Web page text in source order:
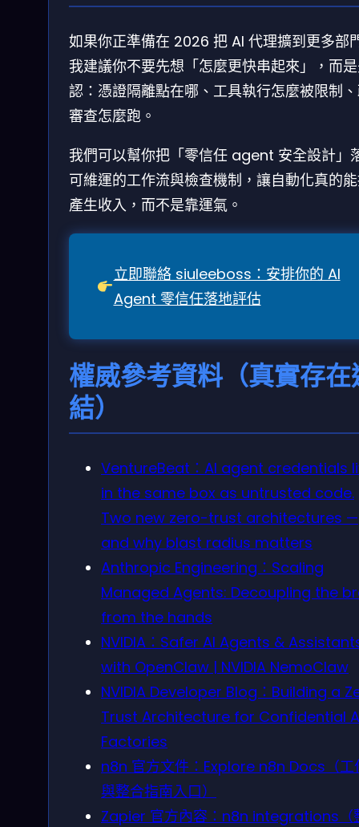
如果你正準備在 2026 把 AI 代理擴到更多部
我建議你不要先想「怎麼更快串起來」，而
認：憑證隔離點在哪、工具執行怎麼被限制
審查怎麼跑。
我們可以幫你把「零信任 agent 安全設計」
可維運的工作流與檢查機制，讓自動化真的
產生收入，而不是靠運氣。
立即聯絡 siuleeboss：安排你的 AI
Agent 零信任落地評估
權威參考資料（真實存在
結）
VentureBeat：AI agent credentials
in the same box as untrusted code.
Two new zero-trust architectures —
and why blast radius matters
Anthropic Engineering：Scaling
Managed Agents: Decoupling the
from the hands
NVIDIA：Safer AI Agents &
with OpenClaw | NVIDIA NemoClaw
NVIDIA Developer Blog：Building a
Trust Architecture for Confidential
Factories
n8n 官方文件：Explore n8n Docs（工
與整合指南入口）
Zapier 官方內容：n8n integrations（